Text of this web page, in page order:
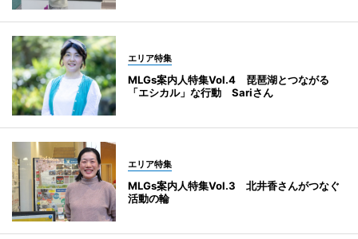
エリア特集
MLGs案内人特集Vol.4 琵琶湖とつながる
「エシカル」な行動 Sariさん
エリア特集
MLGs案内人特集Vol.3 北井香さんがつなぐ
活動の輪